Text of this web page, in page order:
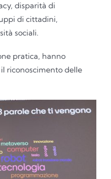
disparità di
di cittadini,
sociali.
pratica, hanno
riconoscimento delle